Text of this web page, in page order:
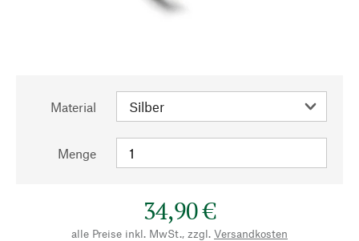
Material
Menge
34,90 €
alle Preise inkl. MwSt., zzgl. Versandkosten